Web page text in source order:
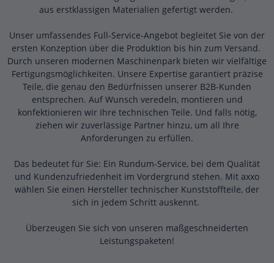
aus erstklassigen Materialien gefertigt werden.
Unser umfassendes Full-Service-Angebot begleitet Sie von der
ersten Konzeption über die Produktion bis hin zum Versand.
Durch unseren modernen Maschinenpark bieten wir vielfältige
Fertigungsmöglichkeiten. Unsere Expertise garantiert präzise
Teile, die genau den Bedürfnissen unserer B2B-Kunden
entsprechen. Auf Wunsch veredeln, montieren und
konfektionieren wir Ihre technischen Teile. Und falls nötig,
ziehen wir zuverlässige Partner hinzu, um all Ihre
Anforderungen zu erfüllen.
Das bedeutet für Sie: Ein Rundum-Service, bei dem Qualität
und Kundenzufriedenheit im Vordergrund stehen. Mit axxo
wählen Sie einen Hersteller technischer Kunststoffteile, der
sich in jedem Schritt auskennt.
Überzeugen Sie sich von unseren maßgeschneiderten
Leistungspaketen!